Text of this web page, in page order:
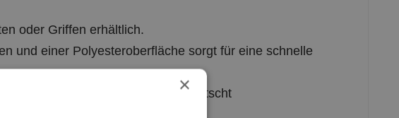
oder Griffen erhältlich.
und einer Polyesteroberfläche sorgt für eine schnelle
Patienten / Pflegebedürftigen rutscht
×